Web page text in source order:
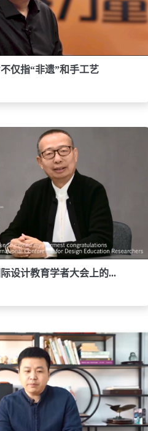
仅指“非遗”和手工艺
设计教育学者大会上的...